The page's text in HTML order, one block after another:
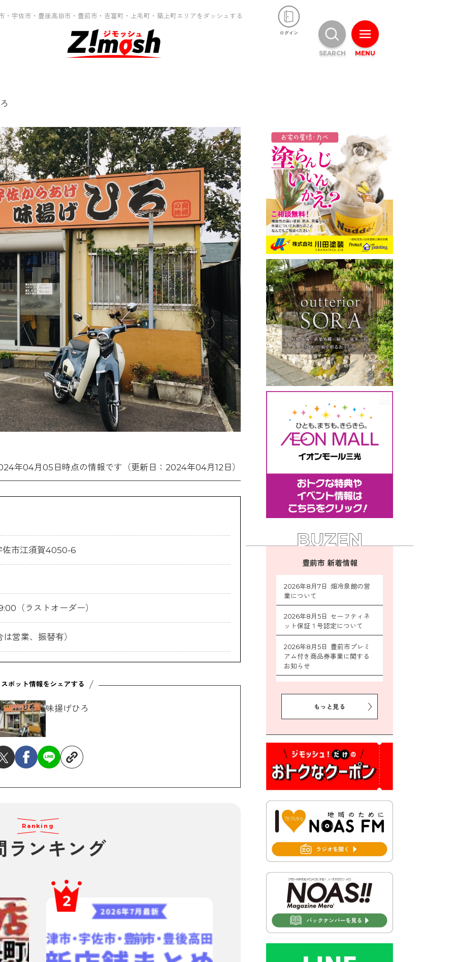
・宇佐市・豊後高田市・豊前市・吉富町・上毛町・築上町エリアをダッシュする
年04月05日時点の情報です（更新日：2024年04月12日）
市江須賀4050-6
（ラストオーダー）
営業、振替有）
味揚げひろ
Ranking
ランキング
豊前市 新着情報
2026年8月7日 畑冷泉館の営
業について
2026年8月5日 セーフティネ
ット保証１号認定について
2026年8月5日 豊前市プレミ
アム付き商品券事業に関する
お知らせ
ン作戦参加者募集
対抗「福岡駅伝」出場選手募
集！
2026年7月31日 第６次豊前市
総合計画後期基本計画策定業
書が変わります！
2026年7月30日 豊前市立豊前
中学校の進捗状況について
2026年7月30日 豊前市立学校
2026年7月30日 豊前市立学校
もっと見る
MENU
SEARCH